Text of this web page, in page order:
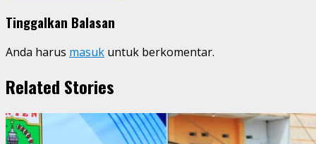
Tinggalkan Balasan
Anda harus masuk untuk berkomentar.
Related Stories